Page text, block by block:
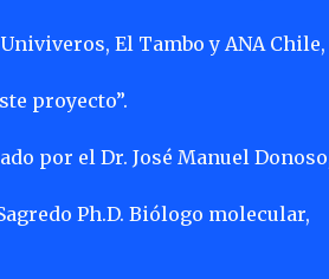
El Tambo y ANA Chile,
proyecto”.
por el Dr. José Manuel
Ph.D. Biólogo molecular,